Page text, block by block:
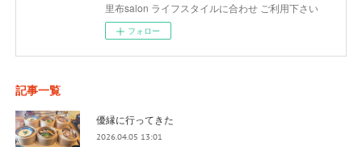
里布salon ライフスタイルに合わせ ご利用下さい
フォロー
記事一覧
優縁に行ってきた
2026.04.05 13:01